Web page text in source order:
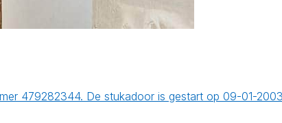
479282344. De stukadoor is gestart op 09-01-